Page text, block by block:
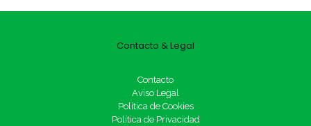
Contacto & Legal
Contacto
Aviso Legal
Política de Cookies
Política de Privacidad